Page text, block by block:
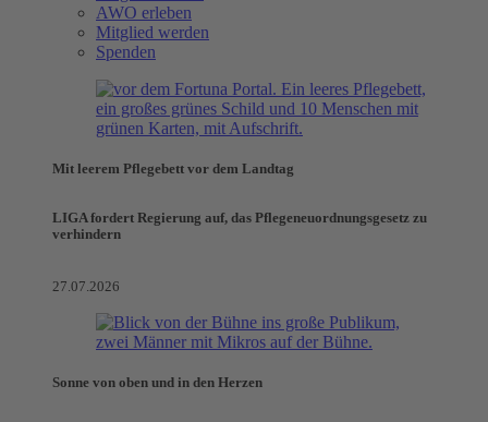
AWO erleben
Mitglied werden
Spenden
Mit leerem Pflegebett vor dem Landtag
LIGA fordert Regierung auf, das Pflegeneuordnungsgesetz zu
verhindern
27.07.2026
Sonne von oben und in den Herzen